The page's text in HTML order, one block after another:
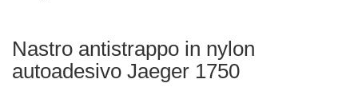
Nastro antistrappo in nylon
autoadesivo Jaeger 1750